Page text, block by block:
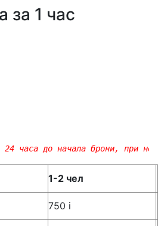
за 1 час
24 часа до начала брони, при
1-2 чел
750 i